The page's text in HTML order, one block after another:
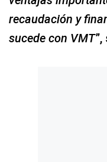
recaudación y
sucede con VMT